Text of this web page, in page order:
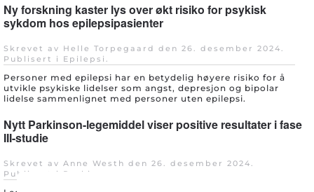
Ny forskning kaster lys over økt risiko for psykisk
sykdom hos epilepsipasienter
Skrevet av Helle Torpegaard den 26. desember 2024.
Publisert i Epilepsi .
Personer med epilepsi har en betydelig høyere risiko for å
utvikle psykiske lidelser som angst, depresjon og bipolar
lidelse sammenlignet med personer uten epilepsi.
Nytt Parkinson-legemiddel viser positive resultater i fase
III-studie
Skrevet av Anne Westh den 26. desember 2024.
Publisert i Parkinsons